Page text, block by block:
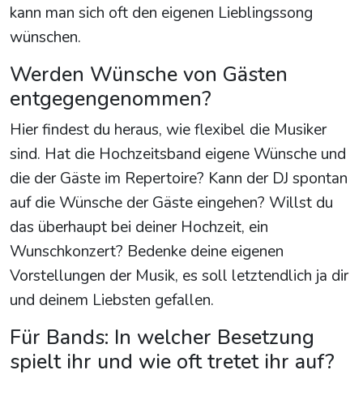
kann man sich oft den eigenen Lieblingssong
wünschen.
Werden Wünsche von Gästen
entgegengenommen?
Hier findest du heraus, wie flexibel die Musiker
sind. Hat die Hochzeitsband eigene Wünsche und
die der Gäste im Repertoire? Kann der DJ spontan
auf die Wünsche der Gäste eingehen? Willst du
das überhaupt bei deiner Hochzeit, ein
Wunschkonzert? Bedenke deine eigenen
Vorstellungen der Musik, es soll letztendlich ja dir
und deinem Liebsten gefallen.
Für Bands: In welcher Besetzung
spielt ihr und wie oft tretet ihr auf?